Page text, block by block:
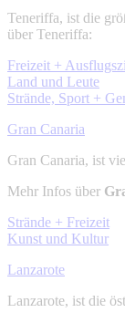
Teneriffa, ist die
über Teneriffa:
Freizeit +
Land und Leute
Strände, Sport +
Gran Canaria
Gran Canaria, ist
Mehr Infos über
Strände + Freizeit
Kunst und Kultur
Lanzarote
Lanzarote, ist die